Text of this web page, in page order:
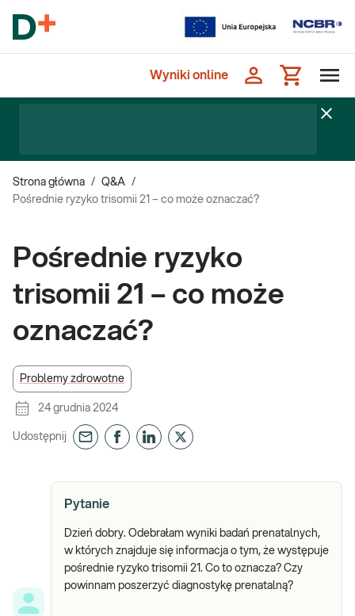
Wyniki online
Strona główna / Q&A /
Pośrednie ryzyko trisomii 21 – co może oznaczać?
Pośrednie ryzyko
trisomii 21 – co może
oznaczać?
Problemy zdrowotne
24 grudnia 2024
Udostępnij
Pytanie
Dzień dobry. Odebrałam wyniki badań prenatalnych,
w których znajduje się informacja o tym, że występuje
pośrednie ryzyko trisomii 21. Co to oznacza? Czy
powinnam poszerzyć diagnostykę prenatalną?